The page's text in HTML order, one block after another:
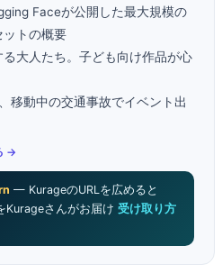
Faceが公開した最大規模の
ットの概要
大人たち。子ども向け作品が心
移動中の交通事故でイベント出
→
— KurageのURLを広めると
Kurageさんがお届け 受け取り方